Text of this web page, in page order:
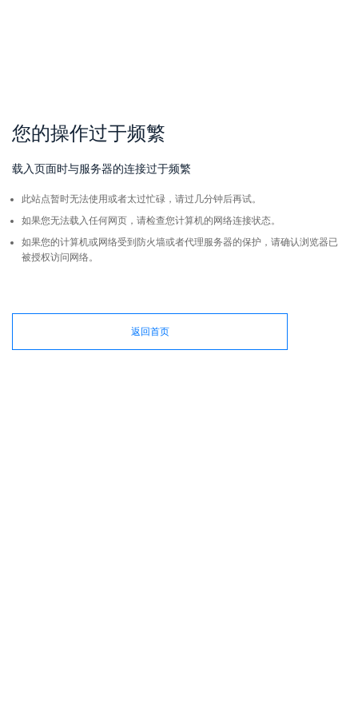
您的操作过于频繁
载入页面时与服务器的连接过于频繁
此站点暂时无法使用或者太过忙碌，请过几分钟后再试。
如果您无法载入任何网页，请检查您计算机的网络连接状态。
如果您的计算机或网络受到防火墙或者代理服务器的保护，请确认浏览器已
被授权访问网络。
返回首页